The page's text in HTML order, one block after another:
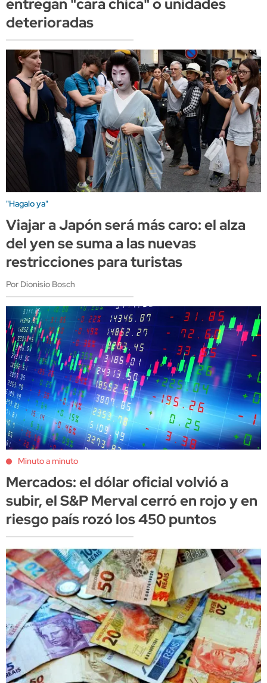
deterioradas
"Hagalo ya"
Viajar a Japón será más caro: el alza
del yen se suma a las nuevas
restricciones para turistas
Por Dionisio Bosch
Minuto a minuto
Mercados: el dólar oficial volvió a
subir, el S&P Merval cerró en rojo y en
riesgo país rozó los 450 puntos